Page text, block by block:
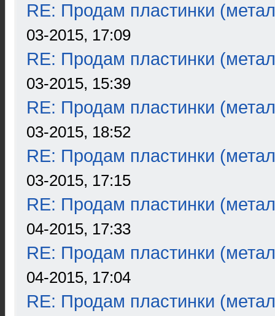
RE: Продам пластинки
03-2015, 17:09
RE: Продам пластинки
03-2015, 15:39
RE: Продам пластинки
03-2015, 18:52
RE: Продам пластинки
03-2015, 17:15
RE: Продам пластинки
04-2015, 17:33
RE: Продам пластинки
04-2015, 17:04
RE: Продам пластинки